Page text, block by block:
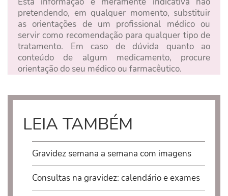
pretendendo, em qualquer momento, substituir
as orientações de um profissional médico ou
servir como recomendação para qualquer tipo de
tratamento. Em caso de dúvida quanto ao
conteúdo de algum medicamento, procure
orientação do seu médico ou farmacêutico.
LEIA TAMBÉM
Gravidez semana a semana com imagens
Consultas na gravidez: calendário e exames